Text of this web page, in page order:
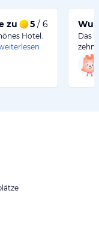
zum Zentrum
5 / 6
Hotel.
Das
zehn